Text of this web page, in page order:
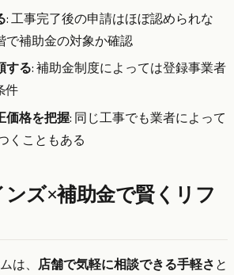
: 工事完了後の申請はほぼ認められな
で補助金の対象か確認
する: 補助金制度によっては登録事業者
件
価格を把握: 同じ工事でも業者によって
くこともある
ンズ×補助金で賢くリフ
は、 店舗で気軽に相談できる手軽さ と